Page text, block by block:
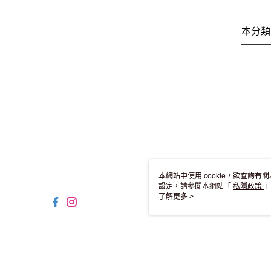
本分
本網站中使用 cookie，欲查詢有
設定，請參閱本網站「 私隱政策
用 cookie。
了解更多 >